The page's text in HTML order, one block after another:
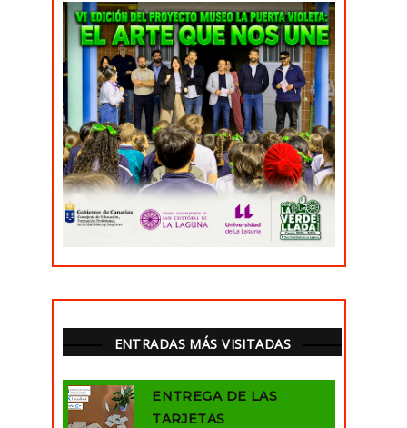
ENTRADAS MÁS VISITADAS
ENTREGA DE LAS
TARJETAS